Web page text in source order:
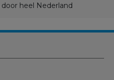
door heel Nederland